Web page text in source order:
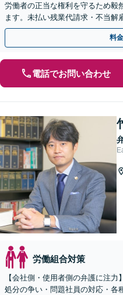
労働者の正当な権利を守るため毅
ます。未払い残業代請求・不当解
前駅直結】【複数拠点あり】
料
電話でお問い合わせ
労働組合対策
【会社側・使用者側の弁護に注
処分の争い・問題社員の対応・各